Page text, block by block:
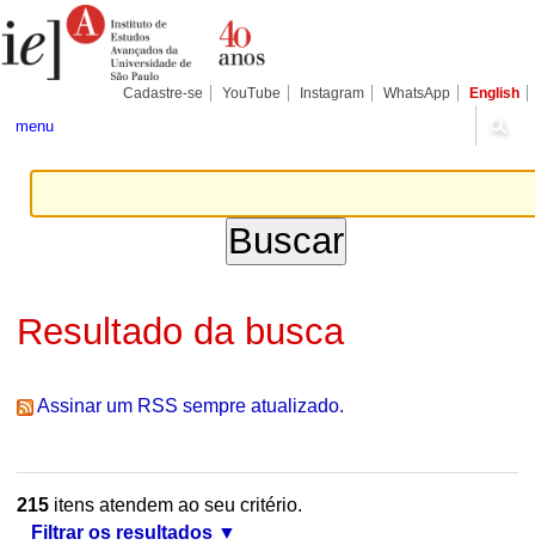
para
conteúdo.
Pessoais
Cadastre-se YouTube Instagram WhatsApp English
menu
Resultado da busca
Assinar um RSS sempre atualizado.
215itens atendem ao seu critério.
Filtrar os resultados